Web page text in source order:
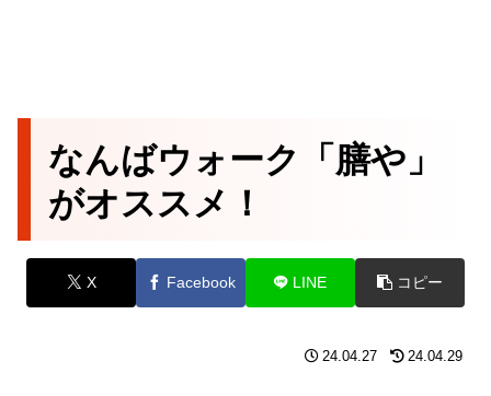
なんばウォーク「膳や」
がオススメ！
X Facebook LINE コピー
24.04.27 24.04.29